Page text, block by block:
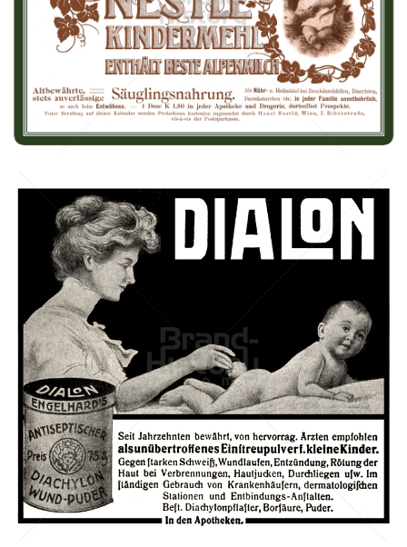
Nestlé Nestlé 1910
Bild-ID: 66656
DIALON-PUDER DIALON-PUDER 1911
Bild-ID: 42241